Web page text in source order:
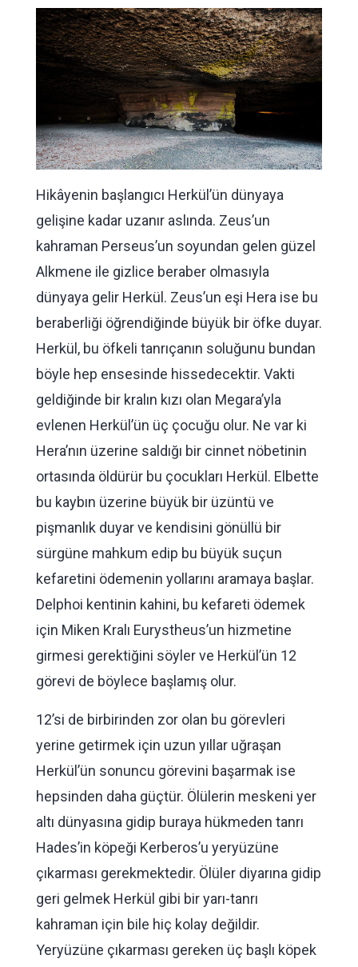
Hikâyenin başlangıcı Herkül’ün dünyaya
gelişine kadar uzanır aslında. Zeus’un
kahraman Perseus’un soyundan gelen güzel
Alkmene ile gizlice beraber olmasıyla
dünyaya gelir Herkül. Zeus’un eşi Hera ise bu
beraberliği öğrendiğinde büyük bir öfke duyar.
Herkül, bu öfkeli tanrıçanın soluğunu bundan
böyle hep ensesinde hissedecektir. Vakti
geldiğinde bir kralın kızı olan Megara’yla
evlenen Herkül’ün üç çocuğu olur. Ne var ki
Hera’nın üzerine saldığı bir cinnet nöbetinin
ortasında öldürür bu çocukları Herkül. Elbette
bu kaybın üzerine büyük bir üzüntü ve
pişmanlık duyar ve kendisini gönüllü bir
sürgüne mahkum edip bu büyük suçun
kefaretini ödemenin yollarını aramaya başlar.
Delphoi kentinin kahini, bu kefareti ödemek
için Miken Kralı Eurystheus’un hizmetine
girmesi gerektiğini söyler ve Herkül’ün 12
görevi de böylece başlamış olur.
12’si de birbirinden zor olan bu görevleri
yerine getirmek için uzun yıllar uğraşan
Herkül’ün sonuncu görevini başarmak ise
hepsinden daha güçtür. Ölülerin meskeni yer
altı dünyasına gidip buraya hükmeden tanrı
Hades’in köpeği Kerberos’u yeryüzüne
çıkarması gerekmektedir. Ölüler diyarına gidip
geri gelmek Herkül gibi bir yarı-tanrı
kahraman için bile hiç kolay değildir.
Yeryüzüne çıkarması gereken üç başlı köpek